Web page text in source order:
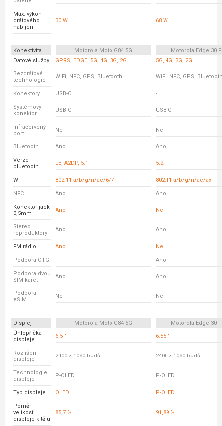
Max. výkon
drátového
nabíjení
30 W 68 W
Konektivita Motorola Moto G84 5G
Motorola Edge 30
Datové služby
GPRS, EDGE, 5G, 4G, 3G, 2G 5G, 4G, 3G, 2G
Bezdrátové
technologie
WiFi, NFC, GPS, Bluetooth WiFi, NFC, GPS, Bluetooth
Konektory USB-C -
Systémový
konektor
USB-C USB-C
Infračervený
port
Ne Ne
Bluetooth Ano Ano
Verze
bluetooth
LE, A2DP, 5.1 5.2
Wi-Fi 802.11 a/b/g/n/ac/6/7 802.11 a/b/g/n/ac/ax
NFC Ano Ano
Konektor jack
3,5mm
Ano Ne
Stereo
reproduktory
Ano Ano
FM rádio Ano Ne
Podpora OTG - Ano
Podpora dvou
SIM karet
Ano Ano
Podpora
eSIM
Ne Ne
Displej Motorola Moto G84 5G
Motorola Edge 30
Úhlopříčka
displeje
6.5 " 6.55 "
Rozlišení
displeje
2400 × 1080 bodů 2400 × 1080 bodů
Technologie
displeje
P-OLED P-OLED
Typ displeje OLED P-OLED
Poměr
velikosti
displeje k tělu
85,7 % 91,89 %